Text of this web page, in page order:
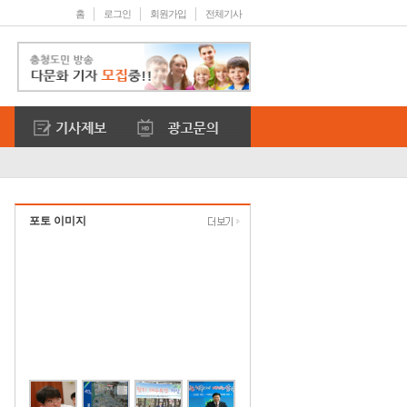
홈 로그인 회원가입 전체기사
포토 이미지